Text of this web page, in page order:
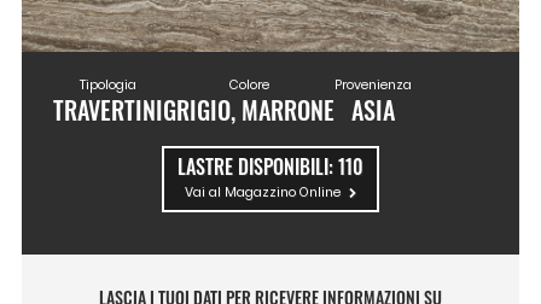
Tipologia
TRAVERTINI
Colore
GRIGIO, MARRONE
Provenienza
ASIA
LASTRE DISPONIBILI:110
Vai al Magazzino Online
LASCIA I TUOI DATI PER RICEVERE INFORMAZIONI SU